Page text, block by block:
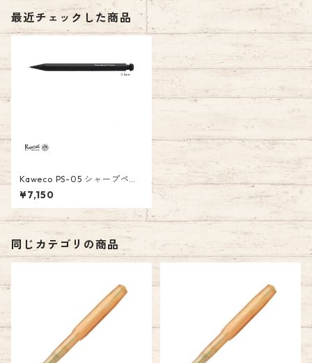
最近チェックした商品
Kaweco PS-05 シャープペン
シル スペシャル 0.5mm
￥7,150(税込）
¥7,150
同じカテゴリの商品